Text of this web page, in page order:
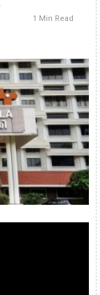
1 Min Read